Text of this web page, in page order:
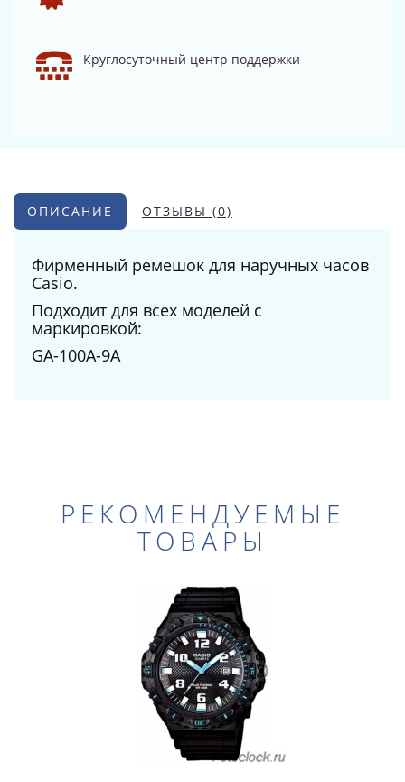
Круглосуточный центр поддержки
ОПИСАНИЕ ОТЗЫВЫ (0)
Фирменный ремешок для наручных часов
Casio.
Подходит для всех моделей с
маркировкой:
GA-100A-9A
РЕКОМЕНДУЕМЫЕ
ТОВАРЫ